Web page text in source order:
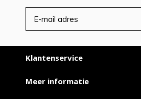
Klantenservice
Meer informatie